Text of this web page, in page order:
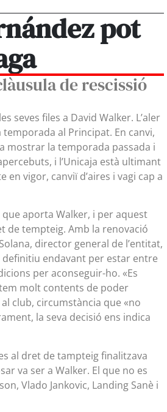
pot
de rescissió
seves files a David Walker. L’aler
al Principat. En canvi,
mostrar la temporada passada i
i l’Unicaja està ultimant
vigor, canviï d’aires i vagi cap a
aporta Walker, i per aquest
de tempteig. Amb la renovació
director general de l’entitat,
endavant per estar entre
per aconseguir-ho. «Es
molt contents de poder
club, circumstància que «no
la seva decisió ens indica
al dret de tampteig finalitzava
va ser a Walker. El que no es
Vlado Jankovic, Landing Sanè i